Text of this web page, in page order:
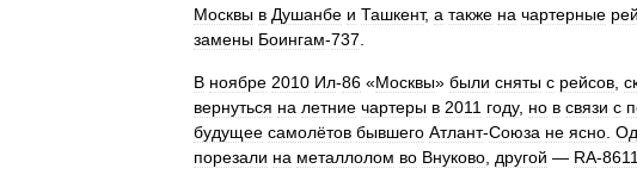
Москвы в Душанбе и Ташкент, а также на чартерные
замены Боингам-737
В ноябре 2010 Ил-86 «Москвы» были сняты с рейсов
вернуться на летние чартеры в 2011 году, но в связи с
будущее самолётов бывшего Атлант-Союза не ясно
порезали на металлолом во Внуково другой — RA-